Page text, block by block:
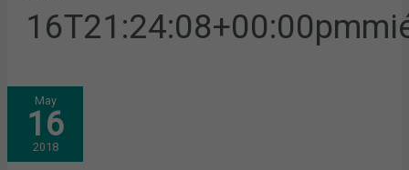
May
16
2018
MÁS
DE
900
FARMACÉUTICOS
SE
INSCRIBEN
EN